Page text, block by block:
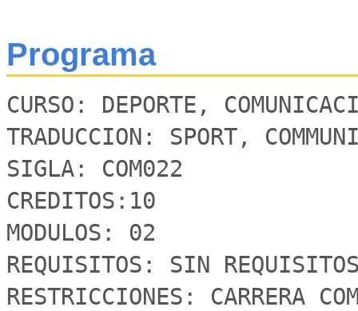
Programa
CURSO: DEPORTE,
TRADUCCION: SPORT,
SIGLA: COM022
CREDITOS:10
MODULOS: 02
REQUISITOS: SIN
RESTRICCIONES: CARRERA